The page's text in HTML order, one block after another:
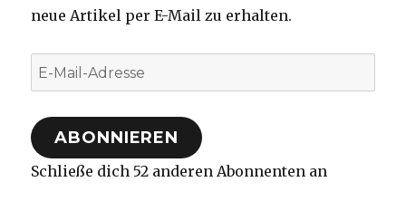
neue Artikel per E-Mail zu erhalten.
E-
Mail-
Adresse
ABONNIEREN
Schließe dich 52 anderen Abonnenten an